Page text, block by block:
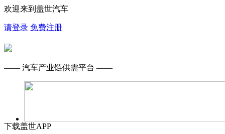
欢迎来到盖世汽车
请登录 免费注册
—— 汽车产业链供需平台 ——
下载盖世APP